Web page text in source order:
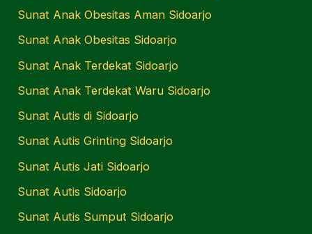
Sunat Anak Obesitas Aman Sidoarjo
Sunat Anak Obesitas Sidoarjo
Sunat Anak Terdekat Sidoarjo
Sunat Anak Terdekat Waru Sidoarjo
Sunat Autis di Sidoarjo
Sunat Autis Grinting Sidoarjo
Sunat Autis Jati Sidoarjo
Sunat Autis Sidoarjo
Sunat Autis Sumput Sidoarjo